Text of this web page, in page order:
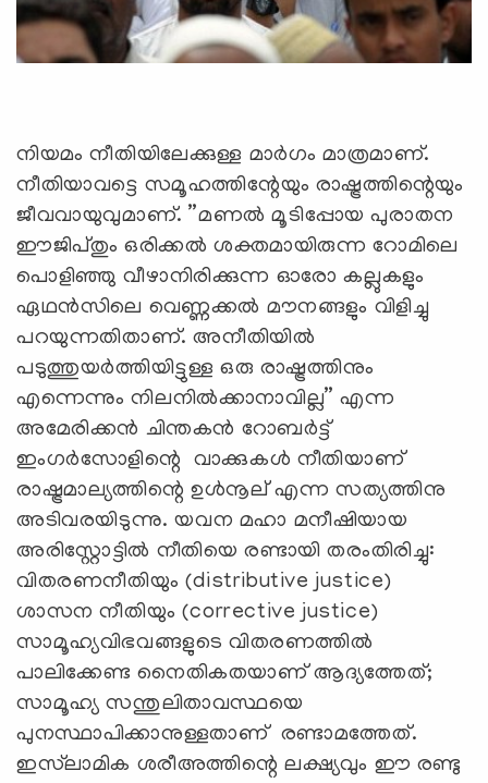
നിയമം നീതിയിലേക്കുള്ള മാര്‍ഗം മാത്രമാണ്.
നീതിയാവട്ടെ സമൂഹത്തിന്റേയും രാഷ്ട്രത്തിന്റെയും
ജീവവായുവുമാണ്. ”മണല്‍ മൂടിപ്പോയ പുരാതന
ഈജിപ്തും ഒരിക്കല്‍ ശക്തമായിരുന്ന റോമിലെ
പൊളിഞ്ഞു വീഴാനിരിക്കുന്ന ഓരോ കല്ലുകളും
ഏഥന്‍സിലെ വെണ്ണക്കല്‍ മൗനങ്ങളും വിളിച്ചു
പറയുന്നതിതാണ്. അനീതിയില്‍
പടുത്തുയര്‍ത്തിയിട്ടുള്ള ഒരു രാഷ്ട്രത്തിനും
എന്നെന്നും നിലനില്‍ക്കാനാവില്ല” എന്ന
അമേരിക്കന്‍ ചിന്തകന്‍ റോബര്‍ട്ട്
ഇംഗര്‍സോളിന്റെ വാക്കുകള്‍ നീതിയാണ്
രാഷ്ട്രമാല്യത്തിന്റെ ഉള്‍നൂല് എന്ന സത്യത്തിനു
അടിവരയിടുന്നു. യവന മഹാ മനീഷിയായ
അരിസ്റ്റോട്ടില്‍ നീതിയെ രണ്ടായി തരംതിരിച്ചു:
വിതരണനീതിയും (distributive justice)
ശാസന നീതിയും (corrective justice)
സാമൂഹ്യവിഭവങ്ങളുടെ വിതരണത്തില്‍
പാലിക്കേണ്ട നൈതികതയാണ് ആദ്യത്തേത്;
സാമൂഹ്യ സന്തുലിതാവസ്ഥയെ
പുനസ്ഥാപിക്കാനുള്ളതാണ് രണ്ടാമത്തേത്.
ഇസ്‌ലാമിക ശരീഅത്തിന്റെ ലക്ഷ്യവും ഈ രണ്ടു